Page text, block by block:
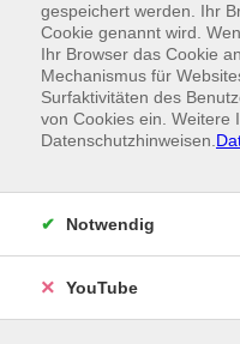
gespeichert werden. Ihr
Cookie genannt wird.
Ihr Browser das Cookie
Mechanismus für
Surfaktivitäten des
von Cookies ein. Weitere
Datenschutzhinweisen.
Notwendig
YouTube